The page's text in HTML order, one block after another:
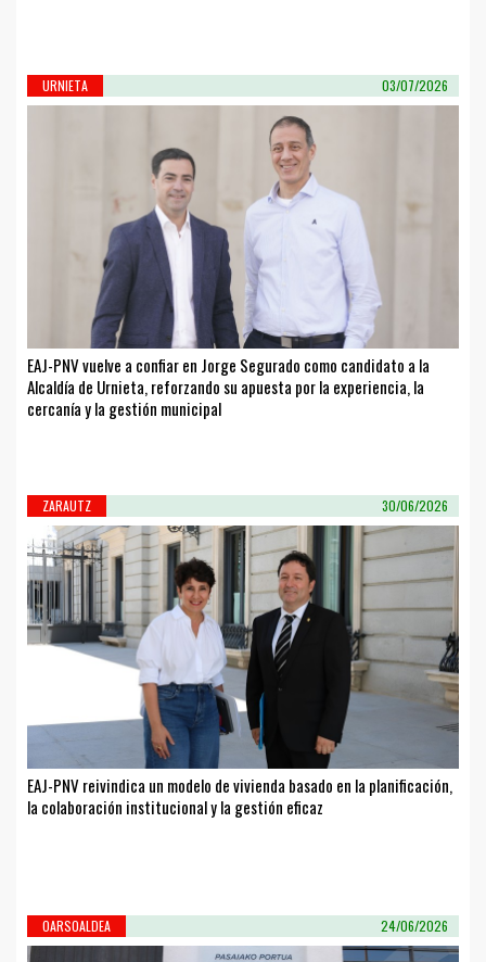
URNIETA 03/07/2026
EAJ-PNV vuelve a confiar en Jorge Segurado como candidato a la
Alcaldía de Urnieta, reforzando su apuesta por la experiencia, la
cercanía y la gestión municipal
ZARAUTZ 30/06/2026
EAJ-PNV reivindica un modelo de vivienda basado en la planificación,
la colaboración institucional y la gestión eficaz
OARSOALDEA 24/06/2026